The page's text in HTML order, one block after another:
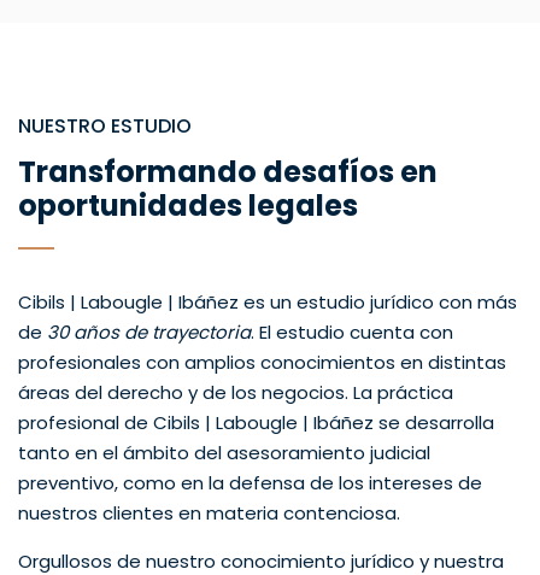
NUESTRO ESTUDIO
Transformando desafíos en
oportunidades legales
Cibils | Labougle | Ibáñez es un estudio jurídico con más
de 30 años de trayectoria. El estudio cuenta con
profesionales con amplios conocimientos en distintas
áreas del derecho y de los negocios. La práctica
profesional de Cibils | Labougle | Ibáñez se desarrolla
tanto en el ámbito del asesoramiento judicial
preventivo, como en la defensa de los intereses de
nuestros clientes en materia contenciosa.
Orgullosos de nuestro conocimiento jurídico y nuestra